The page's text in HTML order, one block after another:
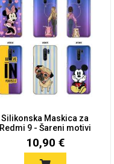
Silikonska Maskica za
Redmi 9 - Šareni motivi
10,90 €